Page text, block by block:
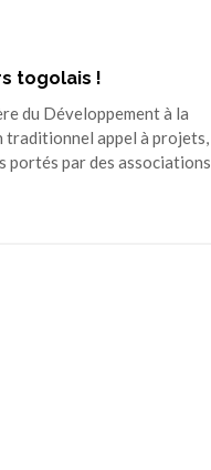
togolais !
du Développement à la
traditionnel appel à projets,
portés par des associations